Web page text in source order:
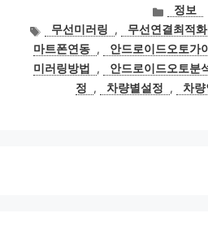
카
테
고
리
정보
태
그
무선미러링 , 무선연결최적화
마트폰연동 , 안드로이드오토가
미러링방법
, 안드로이드오토분
정
, 차량별설정 , 차